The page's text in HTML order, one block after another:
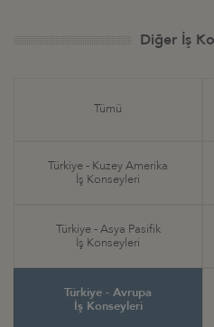
Diğer İş
Tümü
Türkiye - Kuzey Amerika
İş Konseyleri
Türkiye - Asya Pasifik
İş Konseyleri
Türkiye - Avrupa
İş Konseyleri